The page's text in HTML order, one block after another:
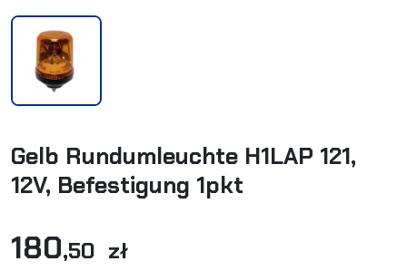
Gelb Rundumleuchte H1LAP 121,
12V, Befestigung 1pkt
180,50 zł